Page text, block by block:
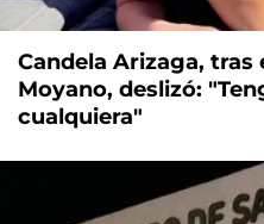
Candela Arizaga, tras
Moyano, deslizó:
cualquiera"